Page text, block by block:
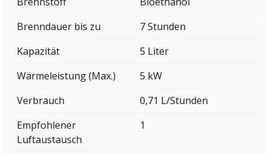
Brenndauer bis zu
7 Stunden
Kapazität
5 Liter
Wärmeleistung (Max.)
5 kW
Verbrauch
0,71 L/Stunden
Empfohlener
Luftaustausch
1